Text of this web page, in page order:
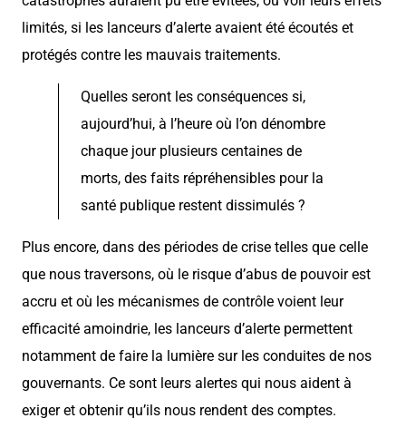
limités, si les lanceurs d’alerte avaient été écoutés et
protégés contre les mauvais traitements.
Quelles seront les conséquences si,
aujourd’hui, à l’heure où l’on dénombre
chaque jour plusieurs centaines de
morts, des faits répréhensibles pour la
santé publique restent dissimulés ?
Plus encore, dans des périodes de crise telles que celle
que nous traversons, où le risque d’abus de pouvoir est
accru et où les mécanismes de contrôle voient leur
efficacité amoindrie, les lanceurs d’alerte permettent
notamment de faire la lumière sur les conduites de nos
gouvernants. Ce sont leurs alertes qui nous aident à
exiger et obtenir qu’ils nous rendent des comptes.